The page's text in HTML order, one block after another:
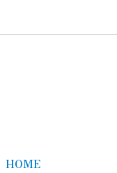
HOME